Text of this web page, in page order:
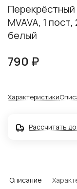
MVAVA, 1
белый
790 ₽
Характеристики
Рассчитать
Описание